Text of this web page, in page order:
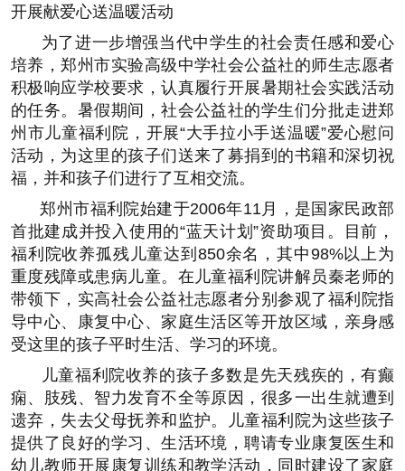
开展献爱心送温暖活动
为了进一步增强当代中学生的社会责任感和爱心
培养，郑州市实验高级中学社会公益社的师生志愿者
积极响应学校要求，认真履行开展暑期社会实践活动
的任务。暑假期间，社会公益社的学生们分批走进郑
州市儿童福利院，开展“大手拉小手送温暖”爱心慰问
活动，为这里的孩子们送来了募捐到的书籍和深切祝
福，并和孩子们进行了互相交流。
郑州市福利院始建于2006年11月，是国家民政部
首批建成并投入使用的“蓝天计划”资助项目。目前，
福利院收养孤残儿童达到850余名，其中98%以上为
重度残障或患病儿童。在儿童福利院讲解员秦老师的
带领下，实高社会公益社志愿者分别参观了福利院指
导中心、康复中心、家庭生活区等开放区域，亲身感
受这里的孩子平时生活、学习的环境。
儿童福利院收养的孩子多数是先天残疾的，有癫
痫、肢残、智力发育不全等原因，很多一出生就遭到
遗弃，失去父母抚养和监护。儿童福利院为这些孩子
提供了良好的学习、生活环境，聘请专业康复医生和
幼儿教师开展康复训练和教学活动，同时建设了家庭